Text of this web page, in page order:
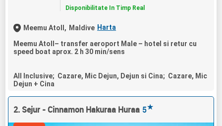
Disponibilitate In Timp Real
Meemu Atoll, Maldive Harta
Meemu Atoll– transfer aeroport Male – hotel si retur cu
speed boat aprox. 2 h 30 min/sens
All Inclusive; Cazare, Mic Dejun, Dejun si Cina; Cazare, Mic
Dejun + Cina
2. Sejur - Cinnamon Hakuraa Huraa 5★